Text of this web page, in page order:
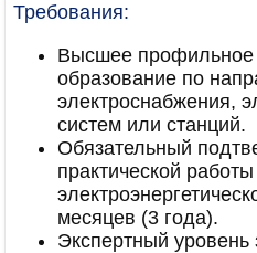
Требования:
Высшее профильное
образование по
электроснабжения,
систем или станций.
Обязательный
практической
месяцев (3 года).
Экспертный